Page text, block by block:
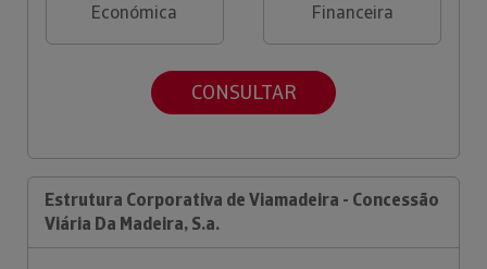
Económica
Financeira
CONSULTAR
Estrutura Corporativa de Viamadeira - Concessão
Viária Da Madeira, S.a.